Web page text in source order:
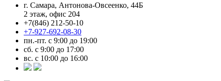
г. Самара, Антонова-Овсеенко, 44Б
2 этаж, офис 204
+7(846) 212-50-10
+7-927-692-08-30
пн.-пт. с 9:00 до 19:00
сб. с 9:00 до 17:00
вс. с 10:00 до 16:00